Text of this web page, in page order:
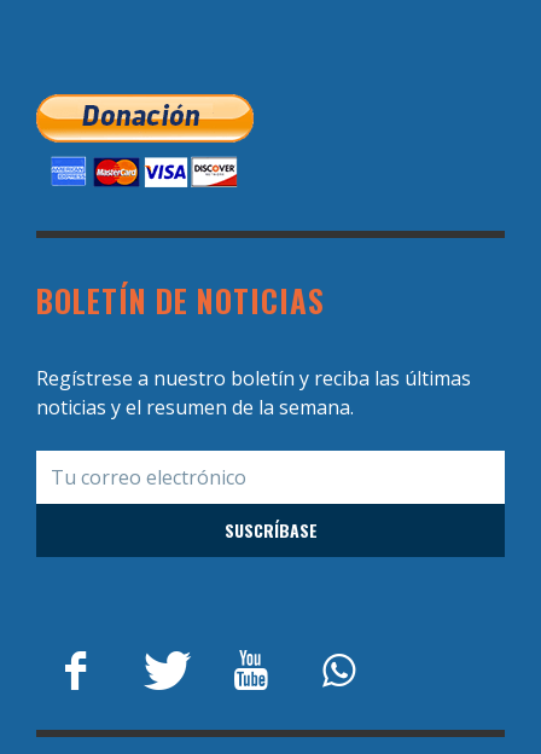
BOLETÍN DE NOTICIAS
Regístrese a nuestro boletín y reciba las últimas
noticias y el resumen de la semana.